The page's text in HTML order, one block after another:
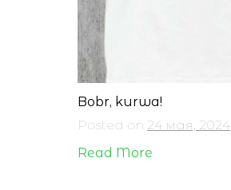
Bobr, kurwa!
Posted on 24 мая, 2024
Read More